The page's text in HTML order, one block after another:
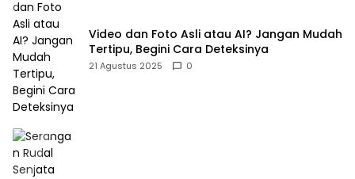
Video dan Foto Asli atau AI? Jangan Mudah
Tertipu, Begini Cara Deteksinya
21 Agustus 2025 0